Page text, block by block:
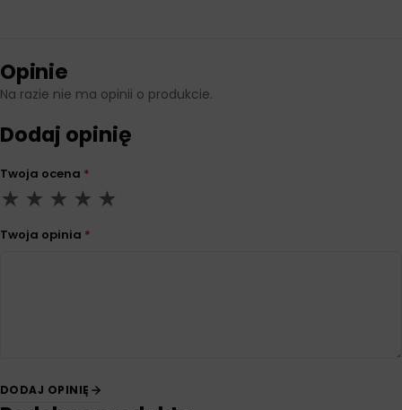
Opinie
Na razie nie ma opinii o produkcie.
Dodaj opinię
Twoja ocena *
Twoja opinia *
DODAJ OPINIĘ